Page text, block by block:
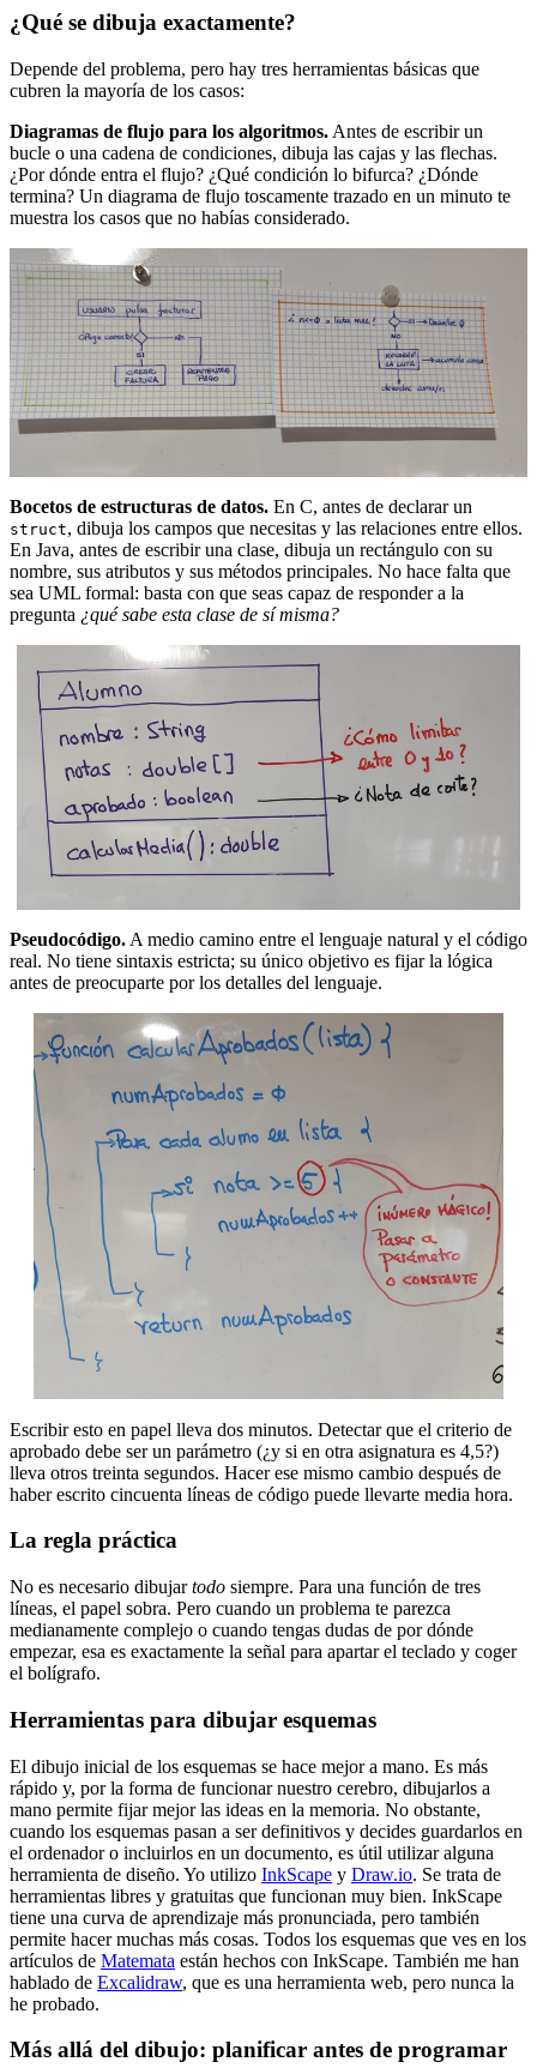
¿Qué se dibuja exactamente?
Depende del problema, pero hay tres herramientas básicas que
cubren la mayoría de los casos:
Diagramas de flujo para los algoritmos. Antes de escribir un
bucle o una cadena de condiciones, dibuja las cajas y las flechas.
¿Por dónde entra el flujo? ¿Qué condición lo bifurca? ¿Dónde
termina? Un diagrama de flujo toscamente trazado en un minuto te
muestra los casos que no habías considerado.
Bocetos de estructuras de datos. En C, antes de declarar un
struct, dibuja los campos que necesitas y las relaciones entre ellos.
En Java, antes de escribir una clase, dibuja un rectángulo con su
nombre, sus atributos y sus métodos principales. No hace falta que
sea UML formal: basta con que seas capaz de responder a la
pregunta ¿qué sabe esta clase de sí misma?
Pseudocódigo. A medio camino entre el lenguaje natural y el código
real. No tiene sintaxis estricta; su único objetivo es fijar la lógica
antes de preocuparte por los detalles del lenguaje.
Escribir esto en papel lleva dos minutos. Detectar que el criterio de
aprobado debe ser un parámetro (¿y si en otra asignatura es 4,5?)
lleva otros treinta segundos. Hacer ese mismo cambio después de
haber escrito cincuenta líneas de código puede llevarte media hora.
La regla práctica
No es necesario dibujartodo siempre. Para una función de tres
líneas, el papel sobra. Pero cuando un problema te parezca
medianamente complejo o cuando tengas dudas de por dónde
empezar, esa es exactamente la señal para apartar el teclado y coger
el bolígrafo.
Herramientas para dibujar esquemas
El dibujo inicial de los esquemas se hace mejor a mano. Es más
rápido y, por la forma de funcionar nuestro cerebro, dibujarlos a
mano permite fijar mejor las ideas en la memoria. No obstante,
cuando los esquemas pasan a ser definitivos y decides guardarlos en
el ordenador o incluirlos en un documento, es útil utilizar alguna
herramienta de diseño. Yo utilizo InkScape y Draw.io. Se trata de
herramientas libres y gratuitas que funcionan muy bien. InkScape
tiene una curva de aprendizaje más pronunciada, pero también
permite hacer muchas más cosas. Todos los esquemas que ves en los
artículos de Matemata están hechos con InkScape. También me han
hablado de Excalidraw, que es una herramienta web, pero nunca la
he probado.
Más allá del dibujo: planificar antes de programar